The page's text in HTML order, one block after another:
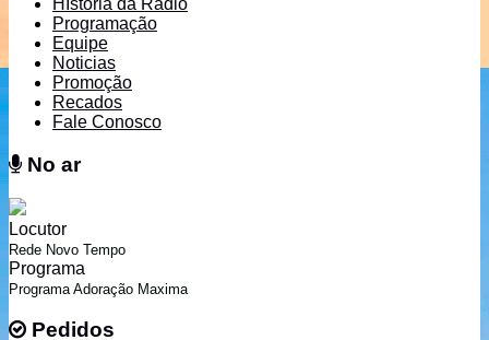
HIstória da Rádio
Programação
Equipe
Noticias
Promoção
Recados
Fale Conosco
No ar
Locutor
Rede Novo Tempo
Programa
Programa Adoração Maxima
Pedidos